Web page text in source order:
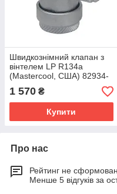
Швидкознімний клапан з
вінтелем LP R134a
(Mastercool, США) 82934-
E
1 570 ₴
Купити
Про нас
Рейтинг не
Менше 5 відгуків за